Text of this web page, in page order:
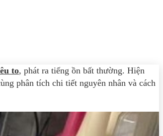
to, phát ra tiếng ồn bất thường. Hiện
phân tích chi tiết nguyên nhân và cách